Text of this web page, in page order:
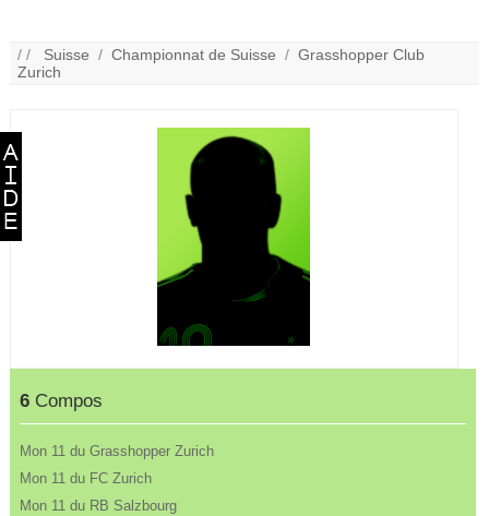
/ / Suisse /Championnat de Suisse /Grasshopper Club
Zurich
6 Compos
Mon 11 du Grasshopper Zurich
Mon 11 du FC Zurich
Mon 11 du RB Salzbourg